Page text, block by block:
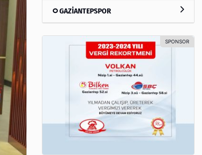
GAZİANTEPSPOR